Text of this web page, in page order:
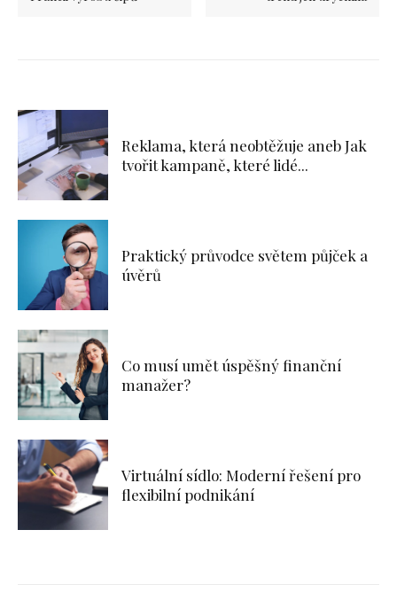
Reklama, která neobtěžuje aneb Jak
tvořit kampaně, které lidé...
Praktický průvodce světem půjček a
úvěrů
Co musí umět úspěšný finanční
manažer?
Virtuální sídlo: Moderní řešení pro
flexibilní podnikání